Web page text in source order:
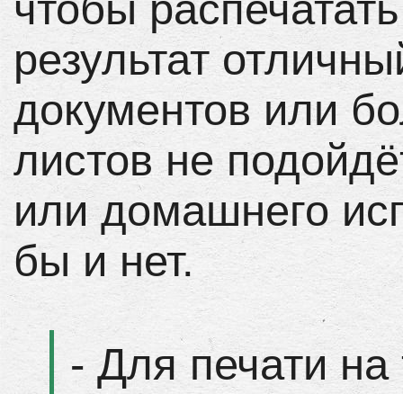
результат
документов или
листов не
или домашнего
бы и нет.
- Для печати на